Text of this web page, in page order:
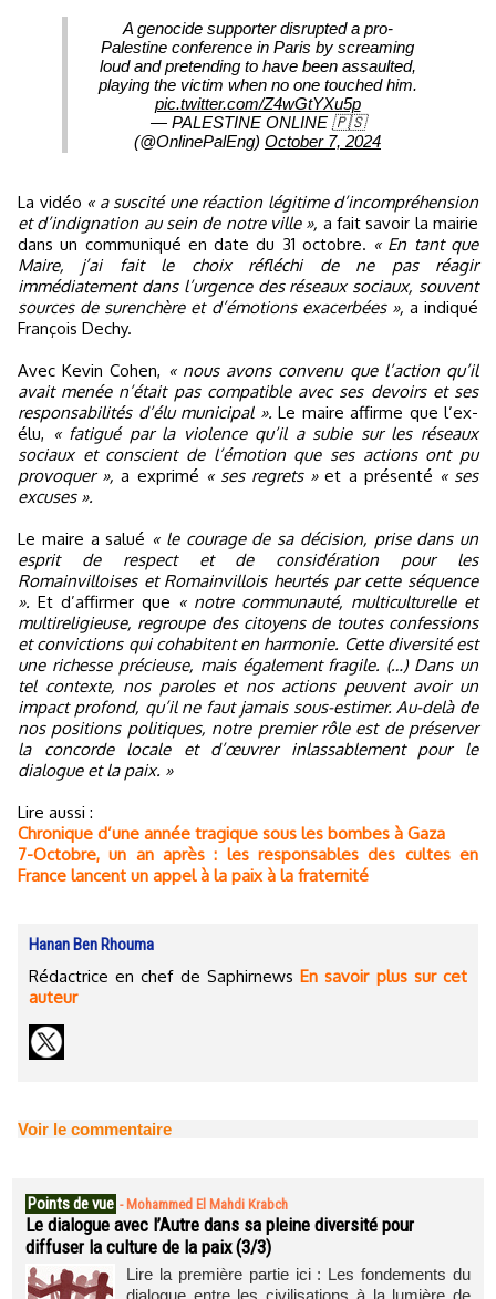
A genocide supporter disrupted a pro-
Palestine conference in Paris by screaming
loud and pretending to have been assaulted,
playing the victim when no one touched him.
pic.twitter.com/Z4wGtYXu5p
— PALESTINE ONLINE 🇵🇸
(@OnlinePalEng) October 7, 2024
La vidéo « a suscité une réaction légitime d’incompréhension
et d’indignation au sein de notre ville », a fait savoir la mairie
dans un communiqué en date du 31 octobre. « En tant que
Maire, j’ai fait le choix réfléchi de ne pas réagir
immédiatement dans l’urgence des réseaux sociaux, souvent
sources de surenchère et d’émotions exacerbées », a indiqué
François Dechy.
Avec Kevin Cohen, « nous avons convenu que l’action qu’il
avait menée n’était pas compatible avec ses devoirs et ses
responsabilités d’élu municipal ». Le maire affirme que l’ex-
élu, « fatigué par la violence qu’il a subie sur les réseaux
sociaux et conscient de l’émotion que ses actions ont pu
provoquer », a exprimé « ses regrets »et a présenté « ses
excuses ».
Le maire a salué « le courage de sa décision, prise dans un
esprit de respect et de considération pour les
Romainvilloises et Romainvillois heurtés par cette séquence
». Et d’affirmer que « notre communauté, multiculturelle et
multireligieuse, regroupe des citoyens de toutes confessions
et convictions qui cohabitent en harmonie. Cette diversité est
une richesse précieuse, mais également fragile. (…) Dans un
tel contexte, nos paroles et nos actions peuvent avoir un
impact profond, qu’il ne faut jamais sous-estimer. Au-delà de
nos positions politiques, notre premier rôle est de préserver
la concorde locale et d’œuvrer inlassablement pour le
dialogue et la paix. »
Lire aussi :
Chronique d’une année tragique sous les bombes à Gaza
7-Octobre, un an après : les responsables des cultes en
France lancent un appel à la paix à la fraternité
Hanan Ben Rhouma
Rédactrice en chef de SaphirnewsEn savoir plus sur cet
auteur
Voir le commentaire
Points de vue - Mohammed El Mahdi Krabch
Le dialogue avec l’Autre dans sa pleine diversité pour
diffuser la culture de la paix (3/3)
Lire la première partie ici : Les fondements du
dialogue entre les civilisations à la lumière de